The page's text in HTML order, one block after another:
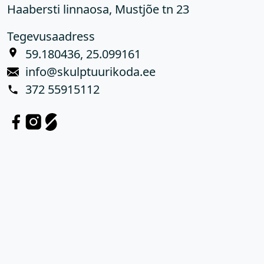
Haabersti linnaosa, Mustjõe tn 23
Tegevusaadress
59.180436, 25.099161
info@skulptuurikoda.ee
372 55915112